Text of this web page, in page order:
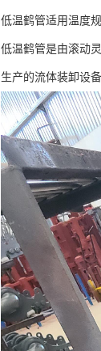
低温鹤管适用温度
低温鹤管是由滚动
生产的流体装卸设